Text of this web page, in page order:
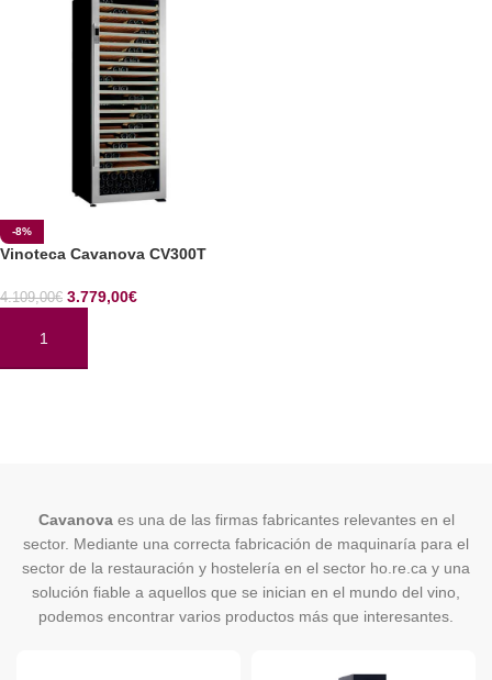
-8%
Vinoteca Cavanova CV300T
4.109,00€ 3.779,00€
AÑADIR AL CARRITO
Cavanovaes una de las firmas fabricantes relevantes en el
sector. Mediante una correcta fabricación de maquinaría para el
sector de la restauración y hostelería en el sector ho.re.ca y una
solución fiable a aquellos que se inician en el mundo del vino,
podemos encontrar varios productos más que interesantes.